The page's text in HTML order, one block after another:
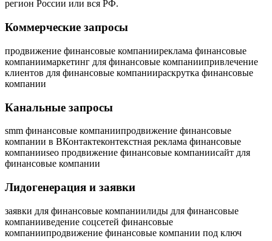
регион России или вся РФ.
Коммерческие запросы
продвижение финансовые компанииреклама финансовые
компаниимаркетинг для финансовые компаниипривлечение
клиентов для финансовые компаниираскрутка финансовые
компании
Канальные запросы
smm финансовые компаниипродвижение финансовые
компании в ВКонтактеконтекстная реклама финансовые
компанииseo продвижение финансовые компаниисайт для
финансовые компании
Лидогенерация и заявки
заявки для финансовые компаниилиды для финансовые
компанииведение соцсетей финансовые
компаниипродвижение финансовые компании под ключ